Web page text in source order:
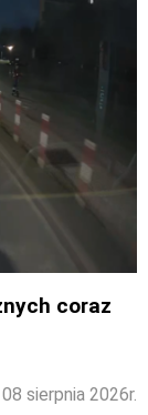
coraz
sierpnia 2026r.